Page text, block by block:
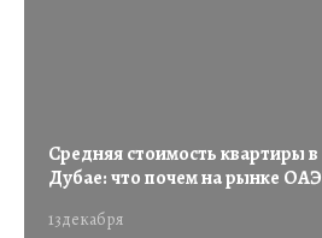
13декабря
Средняя стоимость квартиры в
Дубае: что почем на рынке ОАЭ